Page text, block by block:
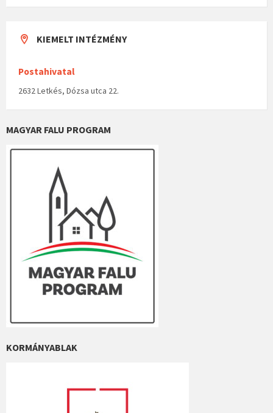
KIEMELT INTÉZMÉNY
Postahivatal
2632 Letkés, Dózsa utca 22.
MAGYAR FALU PROGRAM
KORMÁNYABLAK